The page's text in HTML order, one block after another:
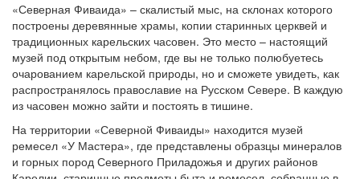
«Северная Фиваида» – скалистый мыс, на склонах которого
построены деревянные храмы, копии старинных церквей и
традиционных карельских часовен. Это место – настоящий
музей под открытым небом, где вы не только полюбуетесь
очарованием карельской природы, но и сможете увидеть, как
распространялось православие на Русском Севере. В каждую
из часовен можно зайти и постоять в тишине.
На территории «Северной Фиваиды» находится музей
ремесел «У Мастера», где представлены образцы минералов
и горных пород Северного Приладожья и других районов